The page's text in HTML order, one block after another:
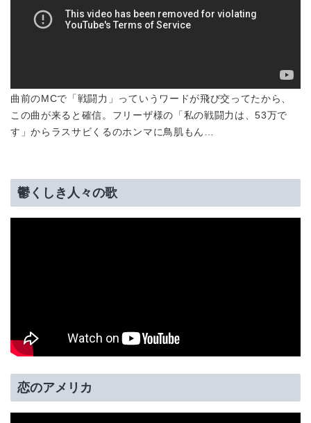
曲前のMCで「戦闘力」っていうワードが飛び交ってたから、
この曲が来ると確信。フリーザ様の「私の戦闘力は、53万で
す」からラスサビくるのホンマに鳥肌もん…
鬱くしき人々の歌
恋のアメリカ